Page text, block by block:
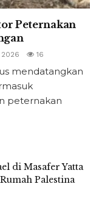
Peternakan
2026 16
mendatangkan
peternakan
di Masafer Yatta
Palestina